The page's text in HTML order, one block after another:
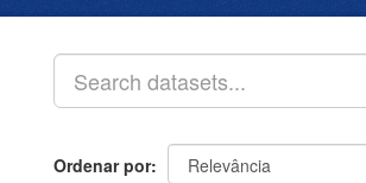
Ordenar por